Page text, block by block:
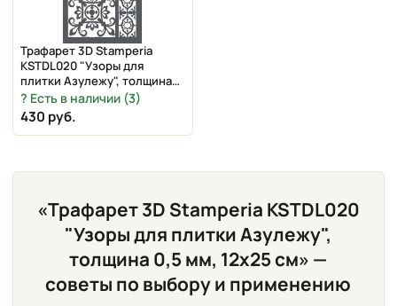
Трафарет 3D Stamperia
KSTDL020 "Узоры для
плитки Азулежу", толщина
0,5 мм, 12х25 см
Есть в наличии (3)
430 руб.
«Трафарет 3D Stamperia KSTDL020
"Узоры для плитки Азулежу",
толщина 0,5 мм, 12х25 см» —
советы по выбору и применению